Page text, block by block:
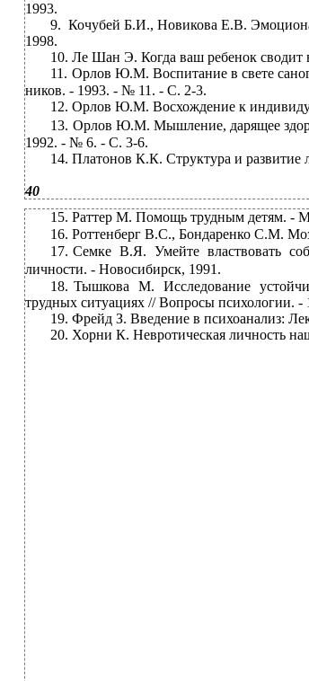
1993.
9. Кочубей Б.И., Новикова Е.В.
1998.
10. Ле Шан Э. Когда ваш ребенок сводит
11. Орлов Ю.М. Воспитание в свете
ников. - 1993. - № 11. - С. 2-3.
12. Орлов Ю.М. Восхождение к
13. Орлов Ю.М. Мышление, дарящее
1992. - № 6. - С. 3-6.
14. Платонов К.К. Структура и развитие
40
15. Раттер М. Помощь трудным детям. -
16. Роттенберг В.С., Бондаренко С.М.
17. Семке В.Я. Умейте властвовать
личности. - Новосибирск, 1991.
18. Тышкова М. Исследование
трудных ситуациях // Вопросы психологии. -
19. Фрейд З. Введение в психоанализ:
20. Хорни К. Невротическая личность